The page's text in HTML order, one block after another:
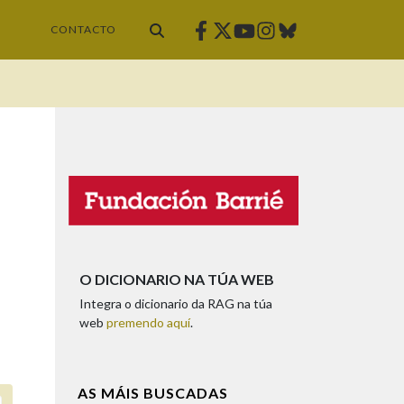
CONTACTO Facebook
Twitter
Youtube
Instagram
Bluesky
O DICIONARIO NA TÚA WEB
Integra o dicionario da RAG na túa
web premendo aquí.
AS MÁIS BUSCADAS